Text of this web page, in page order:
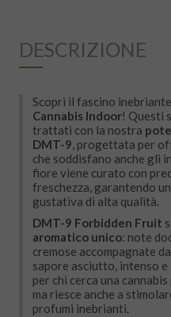
DESCRIZIONE
Scopri il fascino
Cannabis Indoor! Questi
trattati con la nostra
DMT-9, progettata per
che soddisfano anche gli
fiore viene curato con
freschezza, garantendo
gustativa di alta qualità.
DMT-9 Forbidden Fruit
aromatico unico: note
cremose accompagnate
sapore asciutto, intenso
per chi cerca una
ma riesce anche a
profumi inebrianti.